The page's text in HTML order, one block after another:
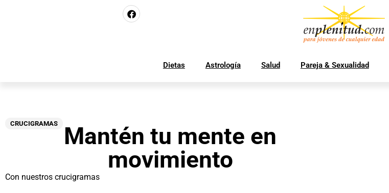
Dietas Astrología Salud Pareja & Sexualidad
CRUCIGRAMAS
Mantén tu mente en
movimiento
Con nuestros crucigramas